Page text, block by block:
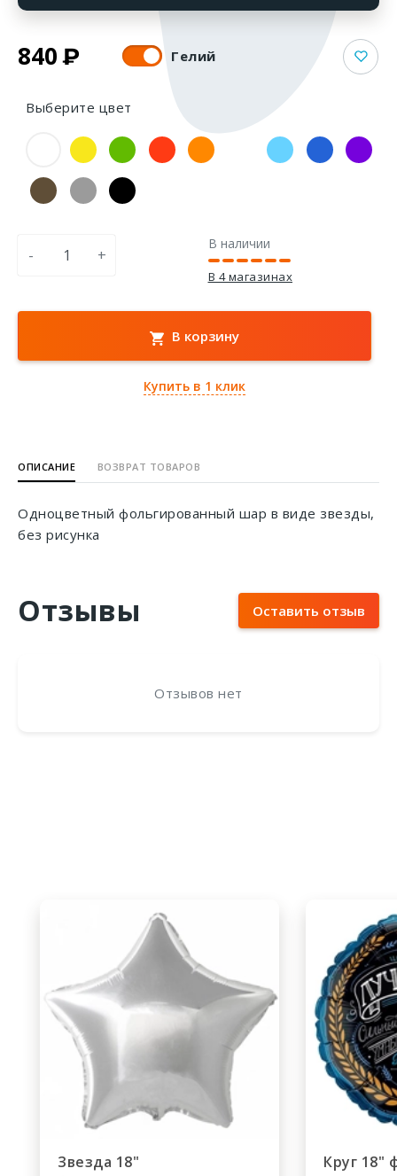
840 Гелий
- +
В наличии
В 4 магазинах
В корзину
Купить в 1 клик
Выберите цвет
ОПИСАНИЕ ВОЗВРАТ ТОВАРОВ
Одноцветный фольгированный шар в виде звезды,
без рисунка
Отзывы Оставить отзыв
Отзывов нет
Звезда 18"
Круг 18"